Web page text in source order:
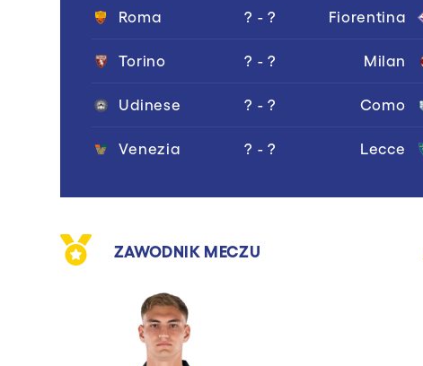
Roma ? - ? Fiorentina
Torino ? - ? Milan
Udinese ? - ? Como
Venezia ? - ? Lecce
ZAWODNIK MECZU